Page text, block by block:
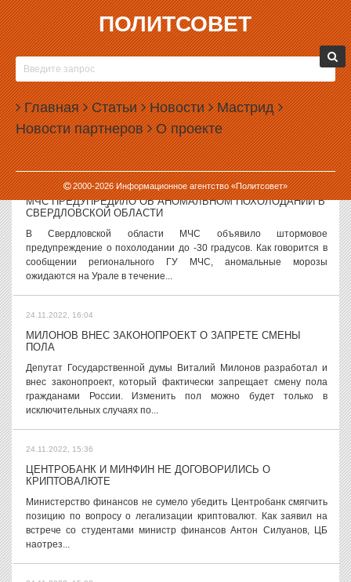
ПОЛИТСОВЕТ
Главная Статьи Новости Мастрид
Новости партнеров О проекте
2000-2026Информационное агентство «Политсовет»
24.11.2022, 17:50
«СУДЬЯ ВСЕЛЕННОЙ», ДВАЖДЫ ПОСЕЩАВШИЙ
ЕКАТЕРИНБУРГ, ОТРЕКСЯ ОТ ПАТРИАРХА КИРИЛЛА
Патриарх Александрийский Феодор II, титул которого включает
статус «Судьи Вселенной», решил больше не поминать в
молитвах патриарха Московского Кирилла. О решении Синода
Александрийской...
24.11.2022, 16:53
МЧС ПРЕДУПРЕДИЛО ОБ АНОМАЛЬНОМ ПОХОЛОДАНИИ В
СВЕРДЛОВСКОЙ ОБЛАСТИ
В Свердловской области МЧС объявило штормовое
предупреждение о похолодании до -30 градусов. Как говорится в
сообщении регионального ГУ МЧС, аномальные морозы
ожидаются на Урале в течение...
24.11.2022, 16:04
МИЛОНОВ ВНЕС ЗАКОНОПРОЕКТ О ЗАПРЕТЕ СМЕНЫ
ПОЛА
Депутат Государственной думы Виталий Милонов разработал и
внес законопроект, который фактически запрещает смену пола
гражданами России. Изменить пол можно будет только в
исключительных случаях по...
24.11.2022, 15:36
ЦЕНТРОБАНК И МИНФИН НЕ ДОГОВОРИЛИСЬ О
КРИПТОВАЛЮТЕ
Министерство финансов не сумело убедить Центробанк смягчить
позицию по вопросу о легализации криптовалют. Как заявил на
встрече со студентами министр финансов Антон Силуанов, ЦБ
наотрез...